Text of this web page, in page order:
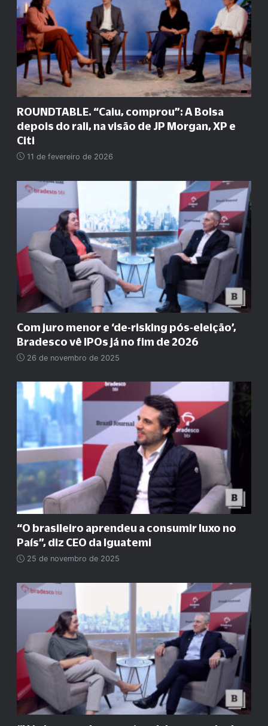
ROUNDTABLE. “Caiu, comprou”: A Bolsa
depois do rali, na visão de JP Morgan, XP e
Citi
11 de fevereiro de 2026
Com juro menor e ‘de-risking pós-eleição’,
Bradesco vê IPOs já no fim de 2026
26 de novembro de 2025
“O brasileiro aprendeu a consumir luxo no
País”, diz CEO da Iguatemi
25 de novembro de 2025